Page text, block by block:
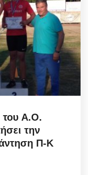
του Α.Ο.
την
Π-Κ